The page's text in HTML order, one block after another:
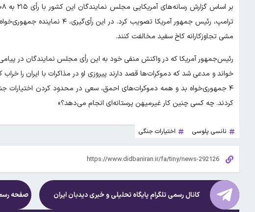
ترامپ، رئیس جمهور آمریکا تصویب
مشی تجاوزکارانه کاخ سفید مخالفت کنند.
رئیس‌جمهور آمریکا که در واکنش منفی خود به این رأی مجلس نمایندگان در پیامی
خواند و مدعی شد که دموکرات‌ها قصد دارند پیروزی او در مذاکرات با ایران را
۴ جمهوری‌خواه بد و همه دموکرات‌های احمق، سعی در محدود کردن اختیارات
کردند. چه کسی چنین کار غیرمیهن پرستانه‌ای انجام می‌دهد؟»
نانسی پلوسی اختیارات جنگی
کانال رسمی تلگرام پایگاه تحلیلی و خبریدیدبان ایران صفحه